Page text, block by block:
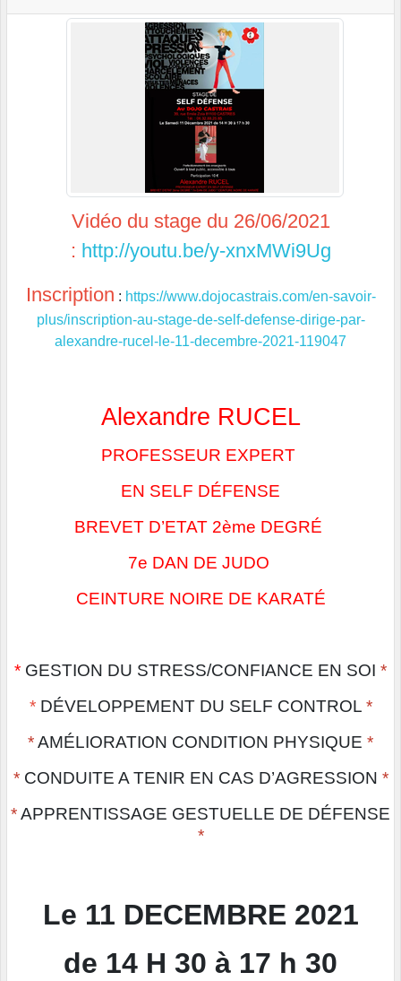
Vidéo du stage du 26/06/2021
: http://youtu.be/y-xnxMWi9Ug
Inscription : https://www.dojocastrais.com/en-savoir-
plus/inscription-au-stage-de-self-defense-dirige-par-
alexandre-rucel-le-11-decembre-2021-119047
Alexandre RUCEL
PROFESSEUR EXPERT
EN SELF DÉFENSE
BREVET D’ETAT 2ème DEGRÉ
7e DAN DE JUDO
CEINTURE NOIRE DE KARATÉ
* GESTION DU STRESS/CONFIANCE EN SOI *
* DÉVELOPPEMENT DU SELF CONTROL *
* AMÉLIORATION CONDITION PHYSIQUE *
* CONDUITE A TENIR EN CAS D’AGRESSION *
*
*
Le 11 DECEMBRE 2021
de 14 H 30 à 17 h 30